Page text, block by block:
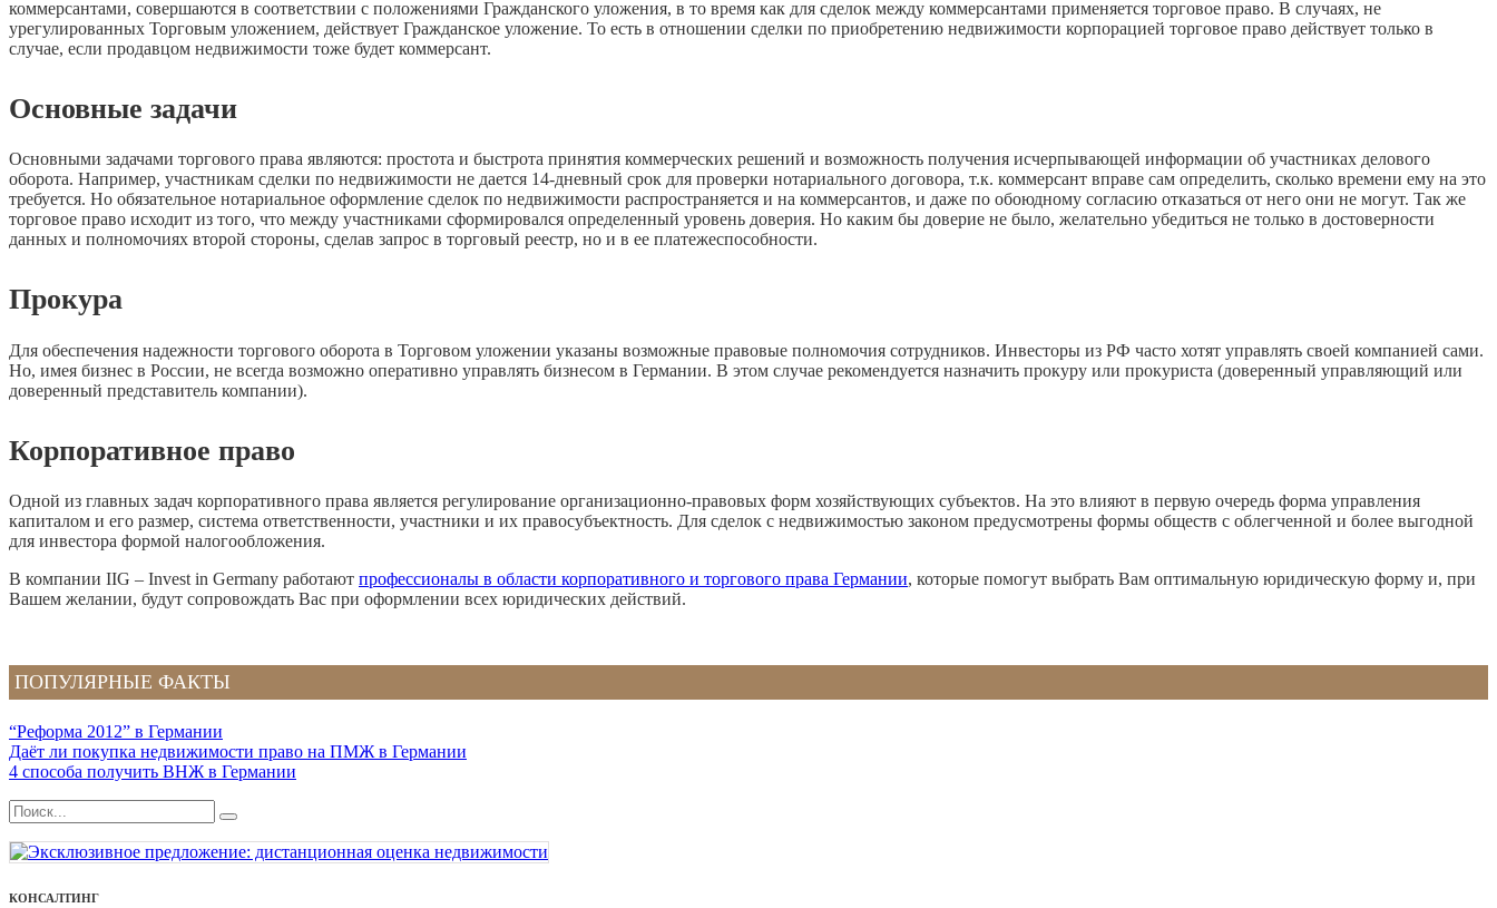
коммерсантами, совершаются в соответствии с положениями Гражданского уложения, в то время как для сделок между коммерсантами применяется торговое право. В случаях, не
урегулированных Торговым уложением, действует Гражданское уложение. То есть в отношении сделки по приобретению недвижимости корпорацией торговое право действует только в
случае, если продавцом недвижимости тоже будет коммерсант.
Основные задачи
Основными задачами торгового права являются: простота и быстрота принятия коммерческих решений и возможность получения исчерпывающей информации об участниках делового
оборота. Например, участникам сделки по недвижимости не дается 14-дневный срок для проверки нотариального договора, т.к. коммерсант вправе сам определить, сколько времени ему на это
требуется. Но обязательное нотариальное оформление сделок по недвижимости распространяется и на коммерсантов, и даже по обоюдному согласию отказаться от него они не могут. Так же
торговое право исходит из того, что между участниками сформировался определенный уровень доверия. Но каким бы доверие не было, желательно убедиться не только в достоверности
данных и полномочиях второй стороны, сделав запрос в торговый реестр, но и в ее платежеспособности.
Прокура
Для обеспечения надежности торгового оборота в Торговом уложении указаны возможные правовые полномочия сотрудников. Инвесторы из РФ часто хотят управлять своей компанией сами.
Но, имея бизнес в России, не всегда возможно оперативно управлять бизнесом в Германии. В этом случае рекомендуется назначить прокуру или прокуриста (доверенный управляющий или
доверенный представитель компании).
Корпоративное право
Одной из главных задач корпоративного права является регулирование организационно-правовых форм хозяйствующих субъектов. На это влияют в первую очередь форма управления
капиталом и его размер, система ответственности, участники и их правосубъектность. Для сделок с недвижимостью законом предусмотрены формы обществ с облегченной и более выгодной
для инвестора формой налогообложения.
В компании IIG – Invest in Germany работают профессионалы в области корпоративного и торгового права Германии, которые помогут выбрать Вам оптимальную юридическую форму и, при
Вашем желании, будут сопровождать Вас при оформлении всех юридических действий.
ПОПУЛЯРНЫЕ ФАКТЫ
“Реформа 2012” в Германии
Даёт ли покупка недвижимости право на ПМЖ в Германии
4 способа получить ВНЖ в Германии
КОНСАЛТИНГ